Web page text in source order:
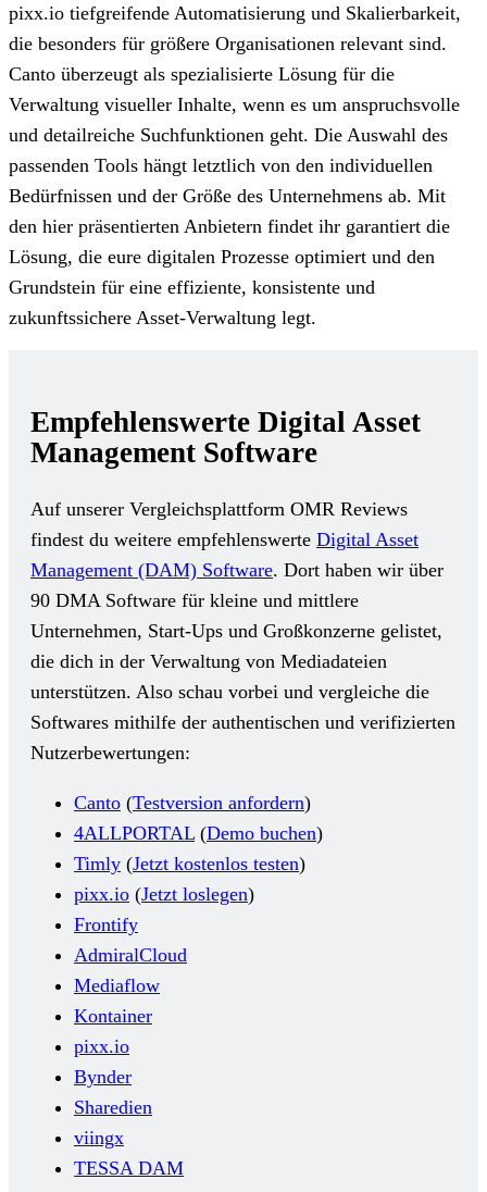
pixx.io tiefgreifende Automatisierung und Skalierbarkeit,
die besonders für größere Organisationen relevant sind.
Canto überzeugt als spezialisierte Lösung für die
Verwaltung visueller Inhalte, wenn es um anspruchsvolle
und detailreiche Suchfunktionen geht. Die Auswahl des
passenden Tools hängt letztlich von den individuellen
Bedürfnissen und der Größe des Unternehmens ab. Mit
den hier präsentierten Anbietern findet ihr garantiert die
Lösung, die eure digitalen Prozesse optimiert und den
Grundstein für eine effiziente, konsistente und
zukunftssichere Asset-Verwaltung legt.
Empfehlenswerte Digital Asset
Management Software
Auf unserer Vergleichsplattform OMR Reviews
findest du weitere empfehlenswerte Digital Asset
Management (DAM) Software. Dort haben wir über
90 DMA Software für kleine und mittlere
Unternehmen, Start-Ups und Großkonzerne gelistet,
die dich in der Verwaltung von Mediadateien
unterstützen. Also schau vorbei und vergleiche die
Softwares mithilfe der authentischen und verifizierten
Nutzerbewertungen:
Canto (Testversion anfordern)
4ALLPORTAL (Demo buchen)
Timly (Jetzt kostenlos testen)
pixx.io (Jetzt loslegen)
Frontify
AdmiralCloud
Mediaflow
Kontainer
pixx.io
Bynder
Sharedien
viingx
TESSA DAM